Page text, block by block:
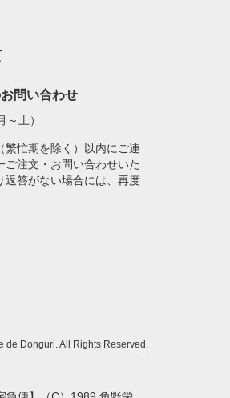
問い合わせ
土）
繁忙期を除く）以内にご連
注文・お問い合わせいた
返答がない場合には、再度
de Donguri. All Rights Reserved.